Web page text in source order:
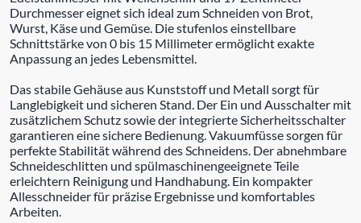
Durchmesser eignet sich ideal zum Schneiden von Brot,
Wurst, Käse und Gemüse. Die stufenlos einstellbare
Schnittstärke von 0 bis 15 Millimeter ermöglicht exakte
Anpassung an jedes Lebensmittel.
Das stabile Gehäuse aus Kunststoff und Metall sorgt für
Langlebigkeit und sicheren Stand. Der Ein und Ausschalter mit
zusätzlichem Schutz sowie der integrierte Sicherheitsschalter
garantieren eine sichere Bedienung. Vakuumfüsse sorgen für
perfekte Stabilität während des Schneidens. Der abnehmbare
Schneideschlitten und spülmaschinengeeignete Teile
erleichtern Reinigung und Handhabung. Ein kompakter
Allesschneider für präzise Ergebnisse und komfortables
Arbeiten.